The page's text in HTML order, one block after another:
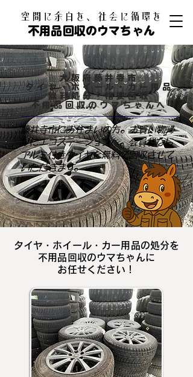
​空間に余白を、社会に循環を
不用品回収のウマちゃん
大阪府藤井寺市
タイヤ・ホイール・カー用品
無料処分・格安回収
不用品回収のウマちゃんへ
藤井寺市にお住まいの方。お買い物帰
りにエコステーションへ。会員様なら
アルミ付きタイヤを無料で回収させて
いただきます。
タイヤ・ホイール・カー用品の処分を
不用品回収のウマちゃんに
お任せください！